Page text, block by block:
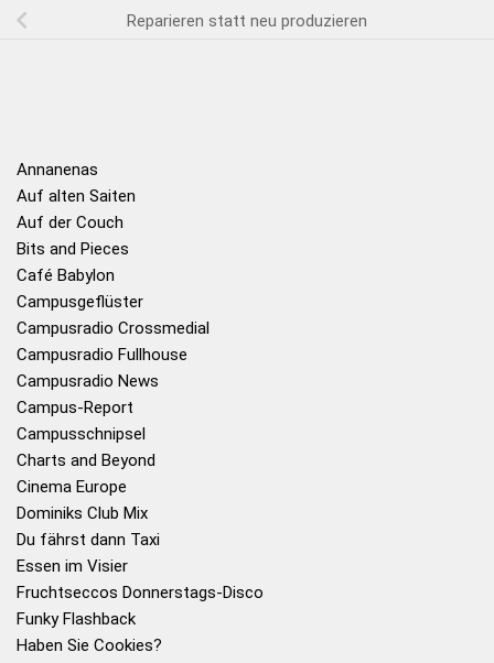
Reparieren statt neu produzieren
Annanenas
Auf alten Saiten
Auf der Couch
Bits and Pieces
Café Babylon
Campusgeflüster
Campusradio Crossmedial
Campusradio Fullhouse
Campusradio News
Campus-Report
Campusschnipsel
Charts and Beyond
Cinema Europe
Dominiks Club Mix
Du fährst dann Taxi
Essen im Visier
Fruchtseccos Donnerstags-Disco
Funky Flashback
Haben Sie Cookies?